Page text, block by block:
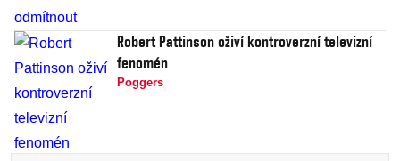
Robert Pattinson oživí kontroverzní televizní
fenomén
Poggers